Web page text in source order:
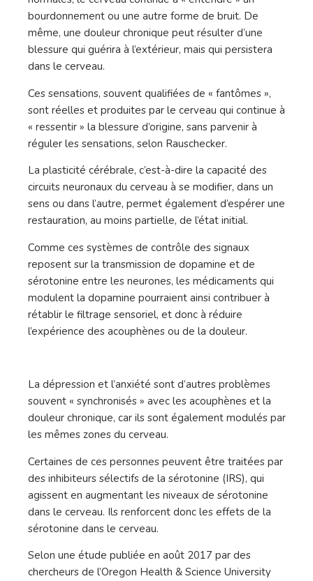
bourdonnement ou une autre forme de bruit. De
même, une douleur chronique peut résulter d’une
blessure qui guérira à l’extérieur, mais qui persistera
dans le cerveau.
Ces sensations, souvent qualifiées de « fantômes »,
sont réelles et produites par le cerveau qui continue à
« ressentir » la blessure d’origine, sans parvenir à
réguler les sensations, selon Rauschecker.
La plasticité cérébrale, c’est-à-dire la capacité des
circuits neuronaux du cerveau à se modifier, dans un
sens ou dans l’autre, permet également d’espérer une
restauration, au moins partielle, de l’état initial.
Comme ces systèmes de contrôle des signaux
reposent sur la transmission de dopamine et de
sérotonine entre les neurones, les médicaments qui
modulent la dopamine pourraient ainsi contribuer à
rétablir le filtrage sensoriel, et donc à réduire
l’expérience des acouphènes ou de la douleur.
La dépression et l’anxiété sont d’autres problèmes
souvent « synchronisés » avec les acouphènes et la
douleur chronique, car ils sont également modulés par
les mêmes zones du cerveau.
Certaines de ces personnes peuvent être traitées par
des inhibiteurs sélectifs de la sérotonine (IRS), qui
agissent en augmentant les niveaux de sérotonine
dans le cerveau. Ils renforcent donc les effets de la
sérotonine dans le cerveau.
Selon une étude publiée en août 2017 par des
chercheurs de l’Oregon Health & Science University